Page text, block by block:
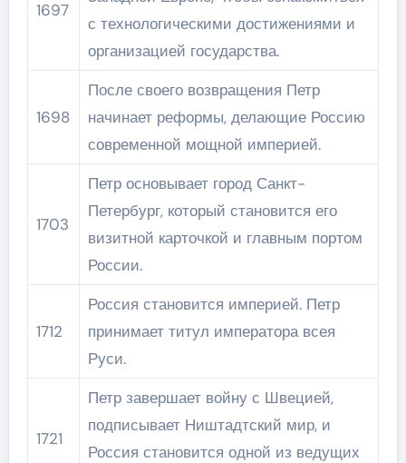
1697
с технологическими достижениями и
организацией государства.
1698
После своего возвращения Петр
начинает реформы, делающие Россию
современной мощной империей.
1703
Петр основывает город Санкт-
Петербург, который становится его
визитной карточкой и главным портом
России.
1712
Россия становится империей. Петр
принимает титул императора всея
Руси.
1721
Петр завершает войну с Швецией,
подписывает Ништадтский мир, и
Россия становится одной из ведущих